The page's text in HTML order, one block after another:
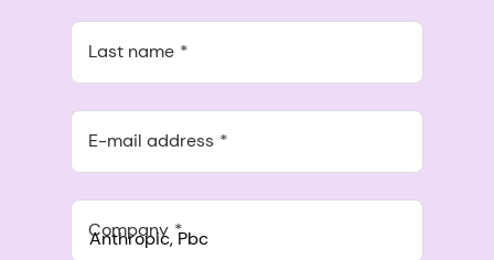
Last name
E-mail address
Company